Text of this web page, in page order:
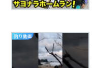
釣り動画